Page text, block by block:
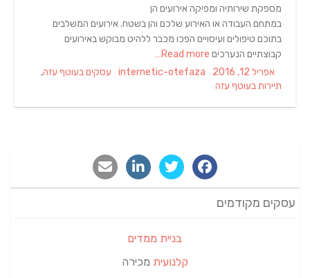
מספקת שירותיה ומפיקה אירועים הן
במתחם העבודה או האירוע שלכם והן בשטח. אירועים המשלבים
בתוכם טיפולים ועיסויים הפכו מכבר ללהיט מבוקש באירועים
קבוצתיים הנערכים
Posted
on
אפריל 12, 2016 Author
internetic-otefaza
Categories
עסקים בעוטף עזה,
תיירות בעוטף עזה
עסקים מקודמים
בניית ממדים
קלנועית מכירה